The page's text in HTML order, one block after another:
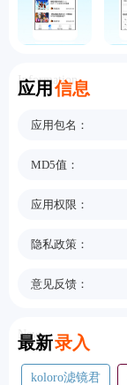
应用 信息
Information
应用包名：
MD5值：
应用权限：
隐私政策：
意见反馈：
最新录入
New
koloro滤镜君